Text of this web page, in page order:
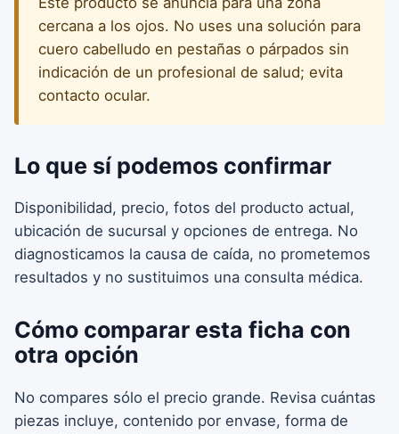
cercana a los ojos. No uses una solución para
cuero cabelludo en pestañas o párpados sin
indicación de un profesional de salud; evita
contacto ocular.
Lo que sí podemos confirmar
Disponibilidad, precio, fotos del producto actual,
ubicación de sucursal y opciones de entrega. No
diagnosticamos la causa de caída, no prometemos
resultados y no sustituimos una consulta médica.
Cómo comparar esta ficha con
otra opción
No compares sólo el precio grande. Revisa cuántas
piezas incluye, contenido por envase, forma de